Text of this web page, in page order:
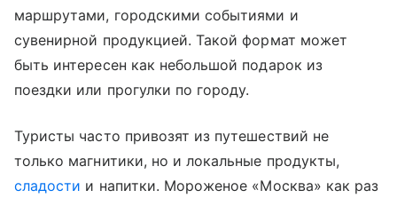
маршрутами, городскими событиями и
сувенирной продукцией. Такой формат может
быть интересен как небольшой подарок из
поездки или прогулки по городу.
Туристы часто привозят из путешествий не
только магнитики, но и локальные продукты,
сладости и напитки. Мороженое «Москва» как раз